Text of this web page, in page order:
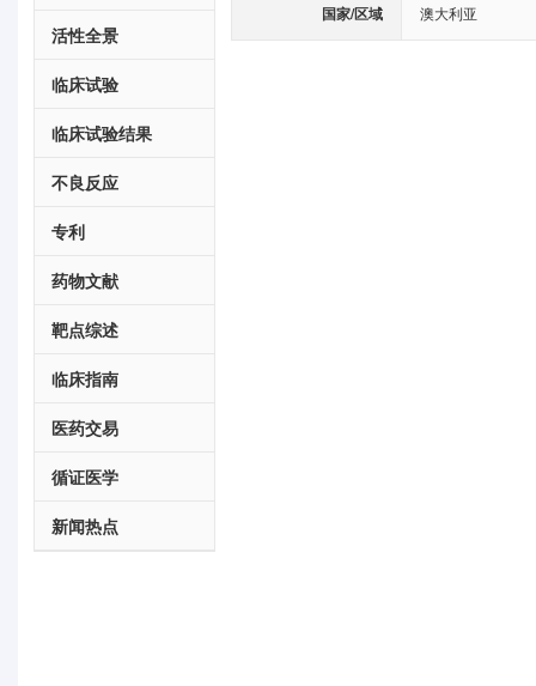
活性全景
临床试验
临床试验结果
不良反应
专利
药物文献
靶点综述
临床指南
医药交易
循证医学
新闻热点
国家/区域 澳大利亚